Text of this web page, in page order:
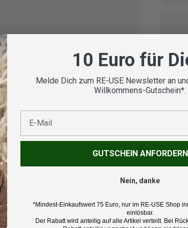
Bergans
Farbe:
10 Euro für
Melde Dich zum RE-USE Newsletter an
Willkommens-Gutschein*.
GUTSCHEIN ANFORDERN
Nein, danke
*Mindest-Einkaufswert 75 Euro, nur im RE-USE Shop
einlösbar.
Der Rabatt wird anteilig auf alle Artikel verteilt. Bei